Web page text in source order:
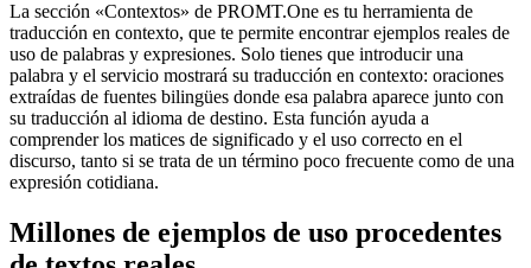
La sección «Contextos» de PROMT.One es tu herramienta de
traducción en contexto, que te permite encontrar ejemplos reales de
uso de palabras y expresiones. Solo tienes que introducir una
palabra y el servicio mostrará su traducción en contexto: oraciones
extraídas de fuentes bilingües donde esa palabra aparece junto con
su traducción al idioma de destino. Esta función ayuda a
comprender los matices de significado y el uso correcto en el
discurso, tanto si se trata de un término poco frecuente como de una
expresión cotidiana.
Millones de ejemplos de uso procedentes